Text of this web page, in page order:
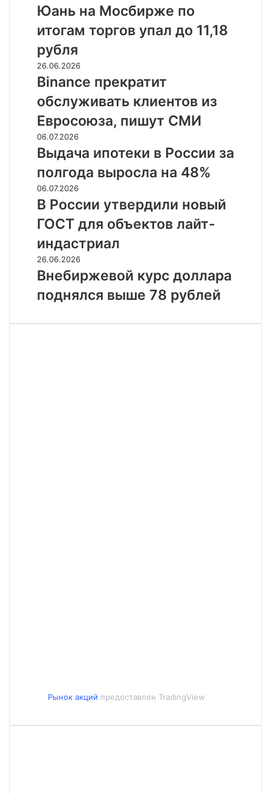
на
триллионы
рублей
на
Мосбирже
по
итогам
торгов
упал
до
11,18
рубля
Юань на Мосбирже по
итогам торгов упал до 11,18
рубля
Binance
прекратит
обслуживать
клиентов
из
Евросоюза,
пишут
СМИ
26.06.2026
Binance прекратит
обслуживать клиентов из
Евросоюза, пишут СМИ
Выдача
ипотеки
России
за
полгода
выросла
на
48%
06.07.2026
Выдача ипотеки в России за
полгода выросла на 48%
В
России
утвердили
новый
ГОСТ
для
объектов
лайт-
индастриал
06.07.2026
В России утвердили новый
ГОСТ для объектов лайт-
индастриал
Внебиржевой
курс
доллара
поднялся
78
26.06.2026
Внебиржевой курс доллара
поднялся выше 78 рублей
Рынок акций предоставлен TradingView